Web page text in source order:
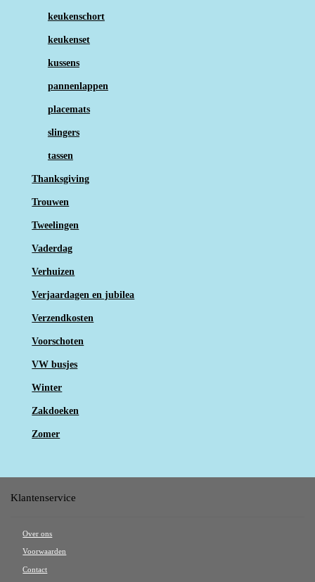
keukenschort
keukenset
kussens
pannenlappen
placemats
slingers
tassen
Thanksgiving
Trouwen
Tweelingen
Vaderdag
Verhuizen
Verjaardagen en jubilea
Verzendkosten
Voorschoten
VW busjes
Winter
Zakdoeken
Zomer
Klantenservice
Over ons
Voorwaarden
Contact